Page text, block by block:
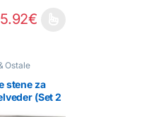
izberete na strani izdelka
€
ima več različic. Možnosti
Ostale
stene za
(Set 2